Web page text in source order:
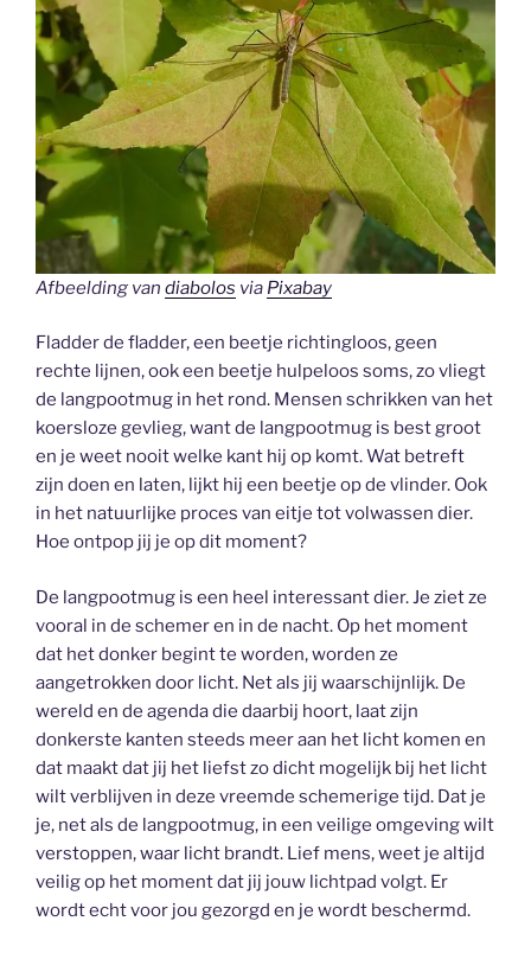
Afbeelding van diabolos via Pixabay
Fladder de fladder, een beetje richtingloos, geen
rechte lijnen, ook een beetje hulpeloos soms, zo vliegt
de langpootmug in het rond. Mensen schrikken van het
koersloze gevlieg, want de langpootmug is best groot
en je weet nooit welke kant hij op komt. Wat betreft
zijn doen en laten, lijkt hij een beetje op de vlinder. Ook
in het natuurlijke proces van eitje tot volwassen dier.
Hoe ontpop jij je op dit moment?
De langpootmug is een heel interessant dier. Je ziet ze
vooral in de schemer en in de nacht. Op het moment
dat het donker begint te worden, worden ze
aangetrokken door licht. Net als jij waarschijnlijk. De
wereld en de agenda die daarbij hoort, laat zijn
donkerste kanten steeds meer aan het licht komen en
dat maakt dat jij het liefst zo dicht mogelijk bij het licht
wilt verblijven in deze vreemde schemerige tijd. Dat je
je, net als de langpootmug, in een veilige omgeving wilt
verstoppen, waar licht brandt. Lief mens, weet je altijd
veilig op het moment dat jij jouw lichtpad volgt. Er
wordt echt voor jou gezorgd en je wordt beschermd.